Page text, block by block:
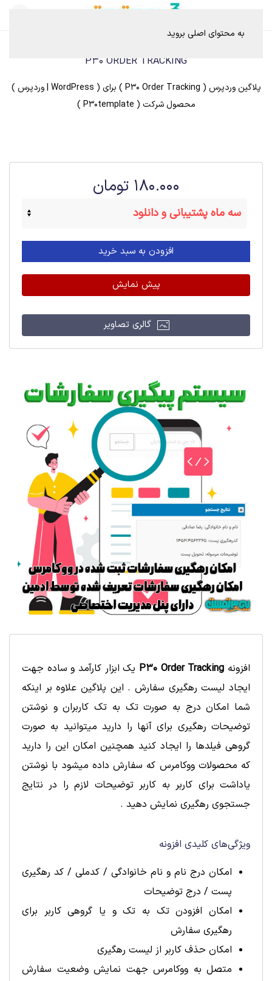
به محتوای اصلی بروید
P30 ORDER TRACKING
پلاگین وردپرس ( P30 Order Tracking ) برای ( WordPress | وردپرس )
محصول شرکت ( P30template )
180.000 تومان
افزودن به سبد خرید
پیش نمایش
گالری تصاویر
افزونه P30 Order Tracking یک ابزار کارآمد و ساده جهت
ایجاد لیست رهگیری سفارش . این پلاگین علاوه بر اینکه
شما امکان درج به صورت تک به تک کاربران و نوشتن
توضیحات رهگیری برای آنها را دارید میتوانید به صورت
گروهی فیلدها را ایجاد کنید همچنین امکان این را دارید
که محصولات ووکامرس که سفارش داده میشود با نوشتن
یاداشت برای کاربر به کاربر توضیحات لازم را در نتایج
جستجوی رهگیری نمایش دهید .
ویژگی‌های کلیدی افزونه
امکان درج نام و نام خانوادگی / کدملی / کد رهگیری
پست / درج توضیحات
امکان افزودن تک به تک و یا گروهی کاربر برای
رهگیری سفارش
امکان حذف کاربر از لیست رهگیری
متصل به ووکامرس جهت نمایش وضعیت سفارش